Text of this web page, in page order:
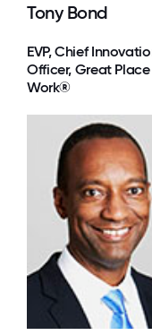
Tony Bond
EVP, Chief
Officer, Great
Work®